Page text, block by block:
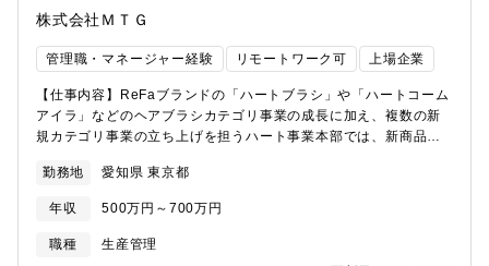
株式会社ＭＴＧ
管理職・マネージャー経験 リモートワーク可 上場企業
【仕事内容】ReFaブランドの「ハートブラシ」や「ハートコーム
アイラ」などのヘアブラシカテゴリ事業の成長に加え、複数の新
規カテゴリ事業の立ち上げを担うハート事業本部では、新商品が
数量の決定・在庫コントロールの管理レベルを高めることが事業
成長のカギとなっています。・本ポジションは、売上動向の適切
な把握・在庫状況の可視化、生産数量の決定を通して、売上機会
ロスの削減・在庫適正化を実現し、事業成長を推進する役割で
勤務地 愛知県 東京都
年収 500万円～700万円
職種
生産管理